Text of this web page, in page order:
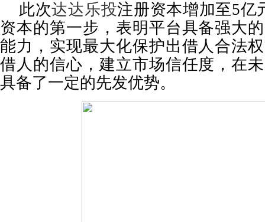
此次达达乐投注册资本增加至5亿
资本的第一步，表明平台具备强大
能力，实现最大化保护出借人合法
借人的信心，建立市场信任度，在
具备了一定的先发优势。